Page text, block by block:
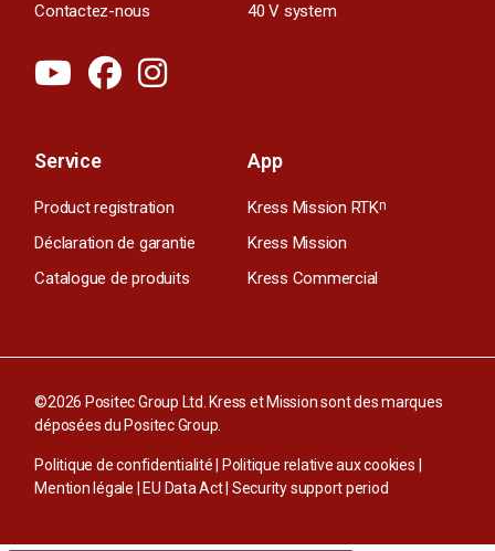
Contactez-nous
40 V system
Service
Product registration
Déclaration de garantie
Catalogue de produits
App
Kress Mission RTKn
Kress Mission
Kress Commercial
©2026 Positec Group Ltd. Kress et Mission sont des marques
déposées du Positec Group.
Politique de confidentialité Politique relative aux cookies
Mention légale
EU Data Act| Security support period